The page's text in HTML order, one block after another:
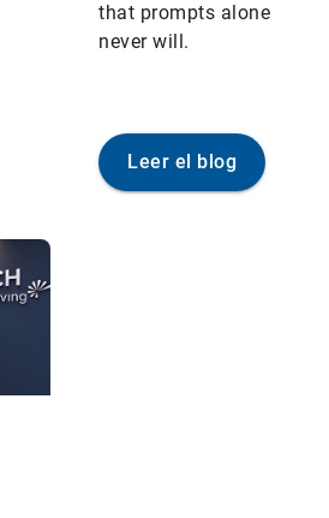
that prompts alone
never will.
Leer el blog